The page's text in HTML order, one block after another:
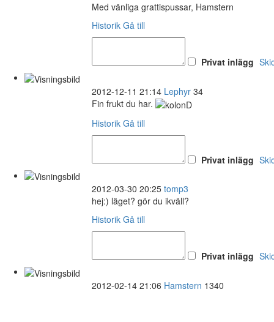
Med vänliga grattispussar, Hamstern
Historik Gå till
Privat inlägg
2012-12-11 21:14 Lephyr 34
Fin frukt du har.
Historik Gå till
Privat inlägg
2012-03-30 20:25 tomp3
hej:) läget? gör du ikväll?
Historik Gå till
Privat inlägg
2012-02-14 21:06 Hamstern 1340